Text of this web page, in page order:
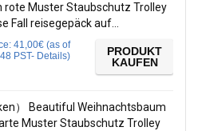
rote Muster Staubschutz Trolley
Fall reisegepäck auf…
41,00€ (as of
PST- Details)
PRODUKT
KAUFEN
） Beautiful Weihnachtsbaum
Muster Staubschutz Trolley